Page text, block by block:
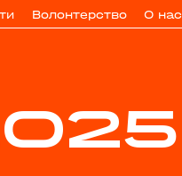
Волонтерство О нас